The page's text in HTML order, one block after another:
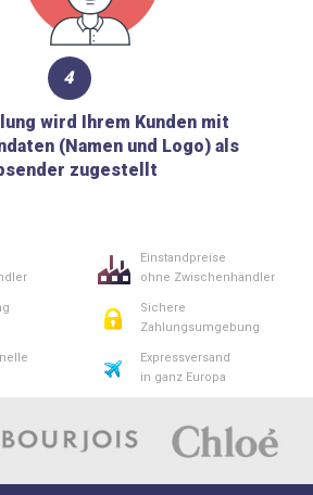
4
wird Ihrem Kunden mit
(Namen und Logo) als
zugestellt
Einstandpreise
ohne Zwischenhändler
Sichere
Zahlungsumgebung
Expressversand
in ganz Europa